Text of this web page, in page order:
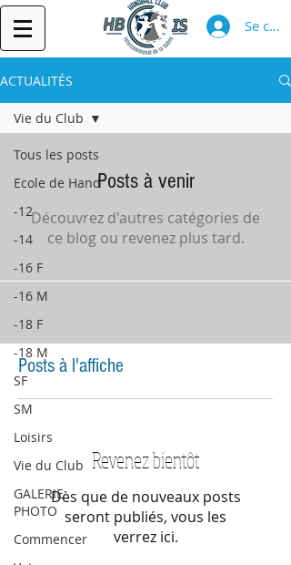
Se
ACTUALITÉS
Tous les posts
Ecole de Hand
-12
-14
-16 F
-16 M
-18 F
-18 M
SF
SM
Loisirs
Vie du Club
GALERIE
PHOTO
Commencer
Vie du Club
Posts à venir
Découvrez d'autres catégories de
ce blog ou revenez plus tard.
Posts à l'affiche
Revenez bientôt
Dès que de nouveaux posts
seront publiés, vous les
verrez ici.